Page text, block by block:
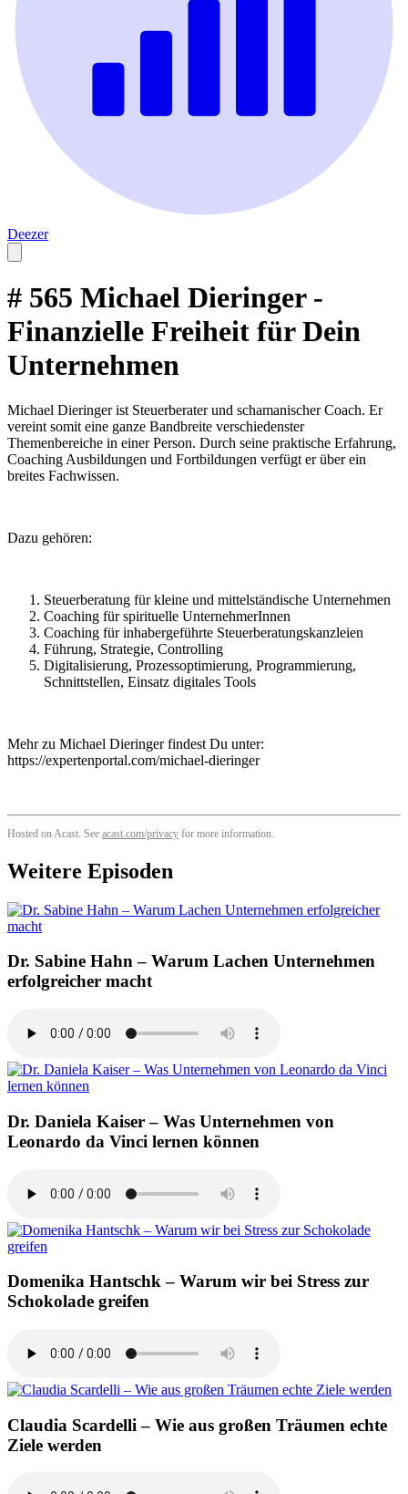
Deezer
# 565 Michael Dieringer -
Finanzielle Freiheit für Dein
Unternehmen
Michael Dieringer ist Steuerberater und schamanischer Coach. Er
vereint somit eine ganze Bandbreite verschiedenster
Themenbereiche in einer Person. Durch seine praktische Erfahrung,
Coaching Ausbildungen und Fortbildungen verfügt er über ein
breites Fachwissen.
Dazu gehören:
Steuerberatung für kleine und mittelständische Unternehmen
Coaching für spirituelle UnternehmerInnen
Coaching für inhabergeführte Steuerberatungskanzleien
Führung, Strategie, Controlling
Digitalisierung, Prozessoptimierung, Programmierung,
Schnittstellen, Einsatz digitales Tools
Mehr zu Michael Dieringer findest Du unter:
https://expertenportal.com/michael-dieringer
Hosted on Acast. See acast.com/privacy for more information.
Weitere Episoden
Dr. Sabine Hahn – Warum Lachen Unternehmen
erfolgreicher macht
Dr. Daniela Kaiser – Was Unternehmen von
Leonardo da Vinci lernen können
Domenika Hantschk – Warum wir bei Stress zur
Schokolade greifen
Claudia Scardelli – Wie aus großen Träumen echte
Ziele werden